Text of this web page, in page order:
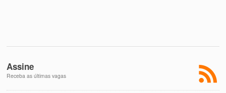
Assine
Receba as últimas vagas